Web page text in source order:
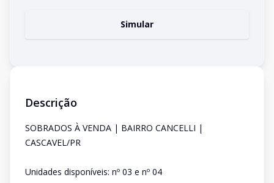
Simular
Descrição
SOBRADOS À VENDA | BAIRRO CANCELLI |
CASCAVEL/PR
Unidades disponíveis: nº 03 e nº 04